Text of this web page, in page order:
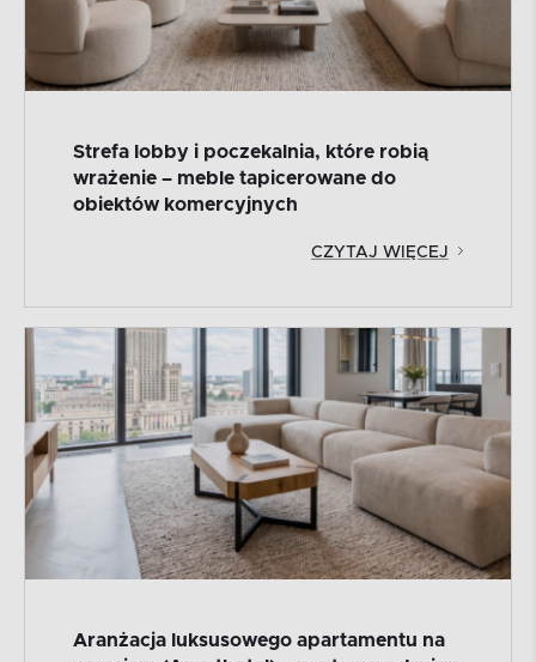
Strefa lobby i poczekalnia, które robią
wrażenie – meble tapicerowane do
obiektów komercyjnych
CZYTAJ WIĘCEJ
Aranżacja luksusowego apartamentu na